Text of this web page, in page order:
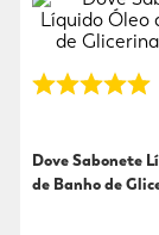
7º
8º
9º
Dove Sabonete
de Banho de